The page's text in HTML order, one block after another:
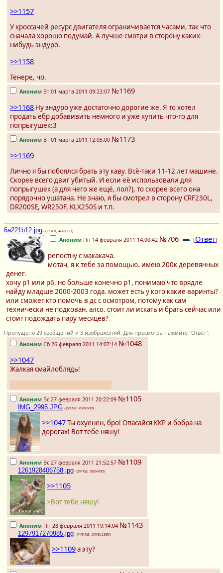
>>1157
У кроссачей ресурс двигателя ограничивается часами, так что
сначала хорошо подумай. А лучше смотри в сторону каких-
нибудь эндуро.
>>1158
Тенере, чо.
Аноним Вт 01 марта 2011 09:23:07 №1169
>>1168 Ну эндуро уже достаточно дорогие же. Я то хотел
продать ебр добавивить немного и уже купить что-то для
попрыгушек:3
Аноним Вт 01 марта 2011 12:05:00 №1173
>>1169
Лично я бы побоялся брать эту каву. Всё-таки 11-12 лет машине.
Скорее всего двиг убитый. И если её использовали для
попрыгушек (а для чего же ещё, лол?), то скорее всего она
порядочно ушатана. Не знаю, я бы смотрел в сторону CRF230L,
DR200SE, WR250F, KLX250S и т.п.
6a221b12.jpg - (37 KB, 468x351)
Аноним Пн 14 февраля 2011 14:00:42 №706 [Ответ]
репостну с макакача.
мотач, я к тебе за помощью. имею 200к деревянных
денег.
хочу р1 или р6, но больше конечно р1, понимаю что врядле
найду младше 2000-2003 года. может есть у кого какие варинты?
или сможет кто помочь в дс с осмотром, потому как сам
технически не подкован. алсо. стоит ли искать и брать сейчас или
стоит подождать пару месяцев?
Пропущено 29 сообщений и 3 изображений. Для просмотра нажмите "Ответ".
Аноним Сб 26 февраля 2011 14:07:14 №1048
>>1047
Жалкая смайлоблядь!
Аноним Вс 27 февраля 2011 20:22:09 №1105
IMG_2995.JPG - (60 KB, 450x600)
>>1047Ты охуенен, бро! Опасайся ККР и бобра на
дорогах! Вот тебе няшу!
Аноним Вс 27 февраля 2011 21:52:57 №1109
1261928406758.jpg - (24 KB, 352x400)
>>1105
>Вот тебе няшу!
Аноним Пн 28 февраля 2011 19:14:04 №1143
1297917270985.jpg - (448 KB, 2048x1360)
>>1109а эту?